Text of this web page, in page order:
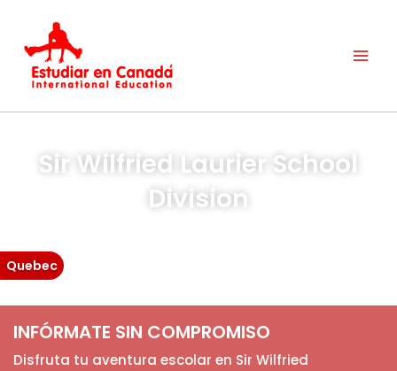
contenido
Sir Wilfried Laurier School
Division
Quebec
INFÓRMATE SIN COMPROMISO
Disfruta tu aventura escolar en Sir Wilfried